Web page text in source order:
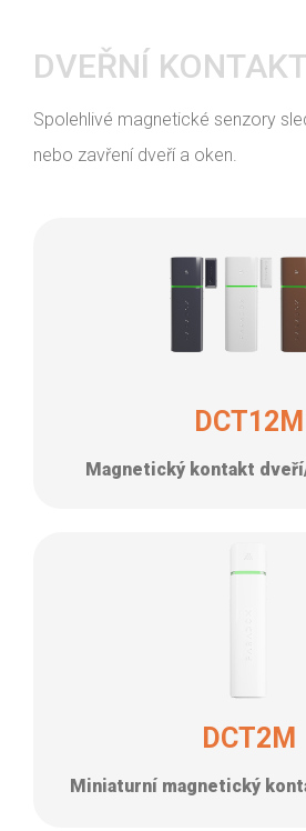
DVEŘNÍ
Spolehlivé magnetické senzory
nebo zavření dveří a oken.
DCT12M
Magnetický kontakt
DCT2M
Miniaturní magnetický